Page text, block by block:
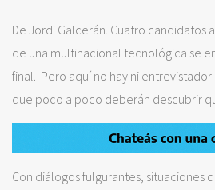
De Jordi Galcerán. Cuatro candidatos
de una multinacional tecnológica se
final. Pero aquí no hay ni
que poco a poco deberán descubrir
Con diálogos fulgurantes, situaciones